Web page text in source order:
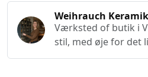
Weihrauch Keramik
Værksted of butik i
stil, med øje for det